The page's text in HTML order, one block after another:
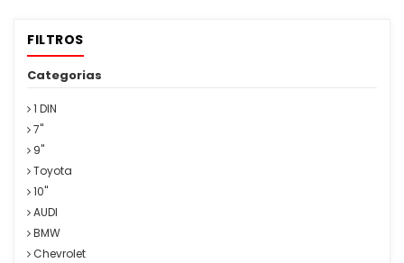
FILTROS
Categorias
1 DIN
7''
9''
Toyota
10''
AUDI
BMW
Chevrolet